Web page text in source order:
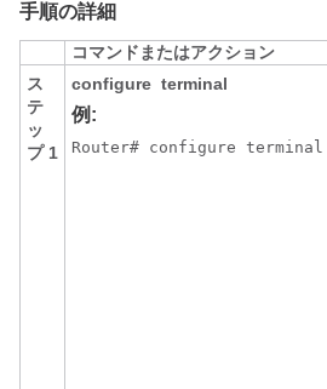
手順の詳細
コマンドまたはアクション
ス
テ
ッ
プ 1
configure terminal
例:
Router# configure terminal